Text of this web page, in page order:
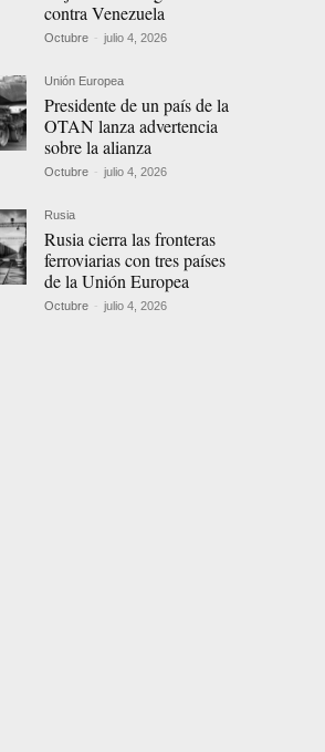
contra Venezuela
Octubre - julio 4, 2026
Unión Europea
Presidente de un país de la
OTAN lanza advertencia
sobre la alianza
Octubre - julio 4, 2026
Rusia
Rusia cierra las fronteras
ferroviarias con tres países
de la Unión Europea
Octubre - julio 4, 2026